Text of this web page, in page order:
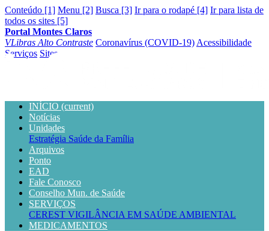
Conteúdo [1] Menu [2] Busca [3] Ir para o rodapé [4] Ir para lista de
todos os sites [5]
Portal Montes Claros
VLibras Alto Contraste Coronavírus (COVID-19) Acessibilidade
Serviços Sites
INÍCIO (current)
Notícias
Unidades
Estratégia Saúde da Família
Arquivos
Ponto
EAD
Fale Conosco
Conselho Mun. de Saúde
SERVIÇOS
CEREST VIGILÂNCIA EM SAÚDE AMBIENTAL
MEDICAMENTOS